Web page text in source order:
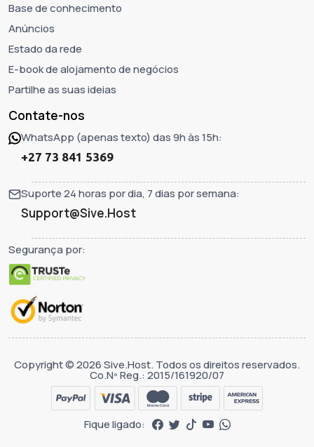
Base de conhecimento
Anúncios
Estado da rede
E-book de alojamento de negócios
Partilhe as suas ideias
Contate-nos
WhatsApp (apenas texto) das 9h às 15h:
+27 73 841 5369
Suporte 24 horas por dia, 7 dias por semana:
Support@Sive.Host
Segurança por:
Copyright © 2026 Sive.Host. Todos os direitos reservados.
Co.Nº Reg.: 2015/161920/07
Fique ligado: